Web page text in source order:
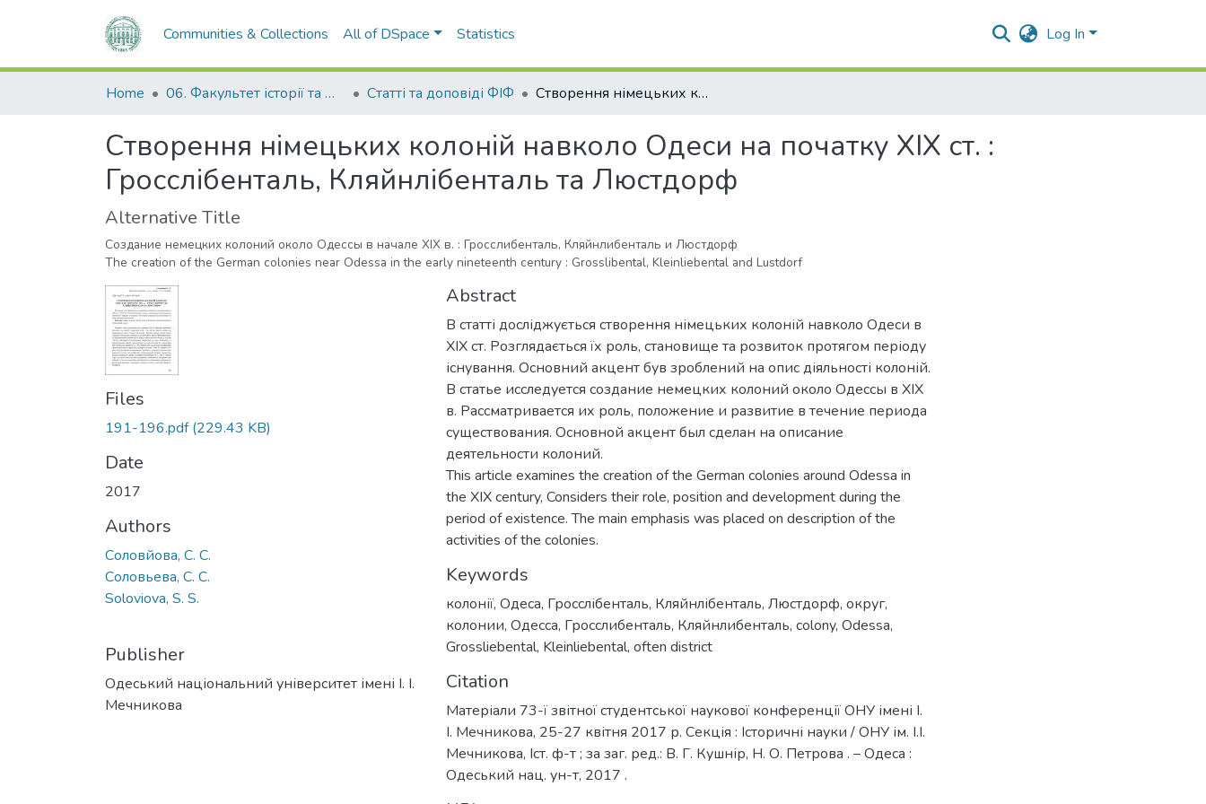
Communities & Collections All of DSpace Statistics Log In
Home 06. Факультет історії та філософії Статті та доповіді ФІФ Створення німецьких колоній навколо Одеси на початку ХІХ ст. : Гросслібенталь, Кляйнлібенталь та Люстдорф
Створення німецьких колоній навколо Одеси на початку ХІХ ст. :
Гросслібенталь, Кляйнлібенталь та Люстдорф
Alternative Title
Создание немецких колоний около Одессы в начале ХІХ в. : Гросслибенталь, Кляйнлибенталь и Люстдорф
The creation of the German colonies near Odessa in the early nineteenth century : Grosslibental, Kleinliebental and Lustdorf
Files
191-196.pdf(229.43 KB)
Date
2017
Authors
Соловйова, С. С.
Соловьева, С. С.
Soloviova, S. S.
Publisher
Одеський національний університет імені І. І.
Мечникова
Abstract
В статті досліджується створення німецьких колоній навколо Одеси в
ХІХ ст. Розглядається їх роль, становище та розвиток протягом періоду
існування. Основний акцент був зроблений на опис діяльності колоній.
В статье исследуется создание немецких колоний около Одессы в XIX
в. Рассматривается их роль, положение и развитие в течение периода
существования. Основной акцент был сделан на описание
деятельности колоний.
This article examines the creation of the German colonies around Odessa in
the XIX century, Considers their role, position and development during the
period of existence. The main emphasis was placed on description of the
activities of the colonies.
Keywords
колонії, Одеса, Гросслібенталь, Кляйнлібенталь, Люстдорф, округ,
колонии, Одесса, Гросслибенталь, Кляйнлибенталь, colony, Odessa,
Grossliebental, Kleinliebental, often district
Citation
Матеріали 73-ї звітної студентської наукової конференції ОНУ імені І.
І. Мечникова, 25-27 квітня 2017 р. Секція : Історичні науки / ОНУ ім. І.І.
Мечникова, Іст. ф-т ; за заг. ред.: В. Г. Кушнір, Н. О. Петрова . – Одеса :
Одеський нац. ун-т, 2017 .